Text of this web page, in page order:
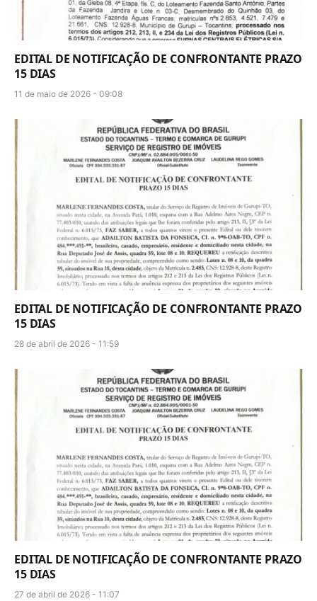
EDITAL DE NOTIFICAÇÃO DE CONFRONTANTE PRAZO
15 DIAS
11 de maio de 2026 - 09:08
EDITAL DE NOTIFICAÇÃO DE CONFRONTANTE PRAZO
15 DIAS
28 de abril de 2026 - 11:59
EDITAL DE NOTIFICAÇÃO DE CONFRONTANTE PRAZO
15 DIAS
27 de abril de 2026 - 11:07